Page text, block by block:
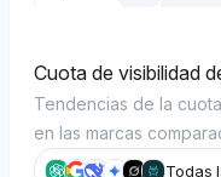
8
9
Cuota de visibilidad
Tendencias de la
en las marcas
Todas